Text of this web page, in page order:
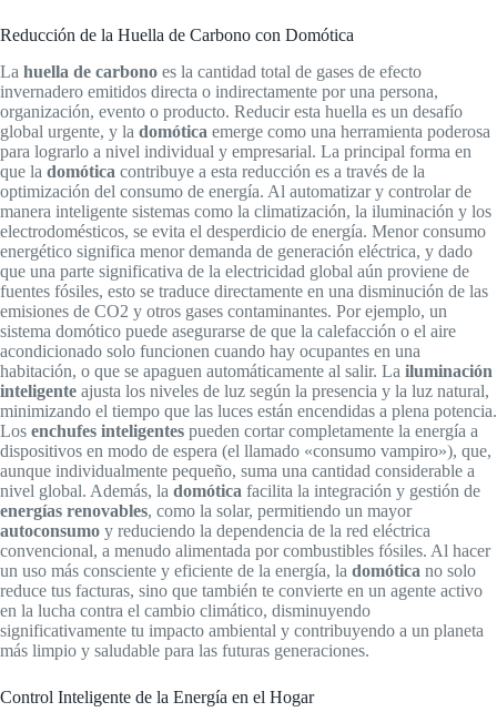
Reducción de la Huella de Carbono con Domótica
La huella de carbono es la cantidad total de gases de efecto
invernadero emitidos directa o indirectamente por una persona,
organización, evento o producto. Reducir esta huella es un desafío
global urgente, y la domótica emerge como una herramienta poderosa
para lograrlo a nivel individual y empresarial. La principal forma en
que la domótica contribuye a esta reducción es a través de la
optimización del consumo de energía. Al automatizar y controlar de
manera inteligente sistemas como la climatización, la iluminación y los
electrodomésticos, se evita el desperdicio de energía. Menor consumo
energético significa menor demanda de generación eléctrica, y dado
que una parte significativa de la electricidad global aún proviene de
fuentes fósiles, esto se traduce directamente en una disminución de las
emisiones de CO2 y otros gases contaminantes. Por ejemplo, un
sistema domótico puede asegurarse de que la calefacción o el aire
acondicionado solo funcionen cuando hay ocupantes en una
habitación, o que se apaguen automáticamente al salir. La iluminación
inteligente ajusta los niveles de luz según la presencia y la luz natural,
minimizando el tiempo que las luces están encendidas a plena potencia.
Los enchufes inteligentes pueden cortar completamente la energía a
dispositivos en modo de espera (el llamado «consumo vampiro»), que,
aunque individualmente pequeño, suma una cantidad considerable a
nivel global. Además, la domótica facilita la integración y gestión de
energías renovables, como la solar, permitiendo un mayor
autoconsumo y reduciendo la dependencia de la red eléctrica
convencional, a menudo alimentada por combustibles fósiles. Al hacer
un uso más consciente y eficiente de la energía, la domótica no solo
reduce tus facturas, sino que también te convierte en un agente activo
en la lucha contra el cambio climático, disminuyendo
significativamente tu impacto ambiental y contribuyendo a un planeta
más limpio y saludable para las futuras generaciones.
Control Inteligente de la Energía en el Hogar